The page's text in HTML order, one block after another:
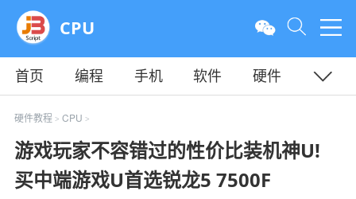
CPU
首页 编程 手机 软件
硬件
教程
平面
硬件教程 > CPU >
游戏玩家不容错过的性价比装机神U!
买中端游戏U首选锐龙5 7500F